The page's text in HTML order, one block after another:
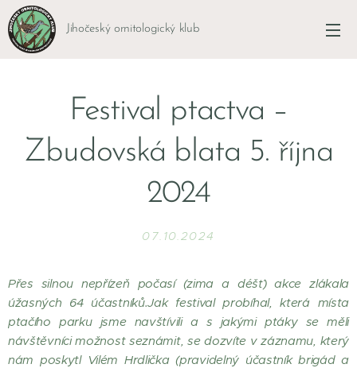
Jihočeský ornitologický klub
Festival ptactva –
Zbudovská blata 5. října
2024
07.10.2024
Přes silnou nepřízeň počasí (zima a déšť) akce zlákala
úžasných 64 účastníků.Jak festival probíhal, která místa
ptačího parku jsme navštívili a s jakými ptáky se měli
návštěvníci možnost seznámit, se dozvíte v záznamu, který
nám poskytl Vilém Hrdlička (pravidelný účastník brigád a